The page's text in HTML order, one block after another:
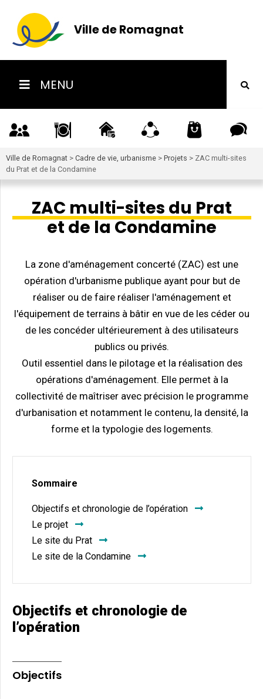
Ville de Romagnat
MENU
Ville de Romagnat > Cadre de vie, urbanisme > Projets > ZAC multi-sites
du Prat et de la Condamine
ZAC multi-sites du Prat
et de la Condamine
La zone d'aménagement concerté (ZAC) est une
opération d'urbanisme publique ayant pour but de
réaliser ou de faire réaliser l'aménagement et
l'équipement de terrains à bâtir en vue de les céder ou
de les concéder ultérieurement à des utilisateurs
publics ou privés.
Outil essentiel dans le pilotage et la réalisation des
opérations d'aménagement. Elle permet à la
collectivité de maîtriser avec précision le programme
d'urbanisation et notamment le contenu, la densité, la
forme et la typologie des logements.
Sommaire
Objectifs et chronologie de l’opération
Le projet
Le site du Prat
Le site de la Condamine
Objectifs et chronologie de
l’opération
Objectifs